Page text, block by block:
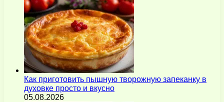
Как приготовить пышную творожную запеканку в
духовке просто и вкусно
05.08.2026